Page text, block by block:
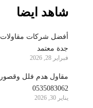
شاهد ايضا
أفضل شركات مقاولات
جدة معتمد
فبراير 28, 2026
مقاول هدم فلل
0535083062
يناير 30, 2026